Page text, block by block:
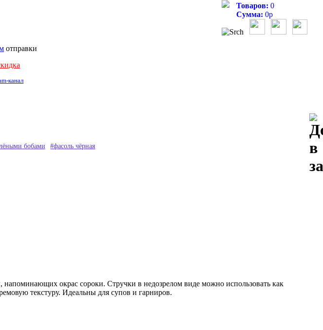
Товаров: 0
Сумма: 0р
отправки
канал
бобами #фасоль чёрная
окрас сороки. Стручки в недозрелом виде можно использовать как
текстуру. Идеальны для супов и гарниров.